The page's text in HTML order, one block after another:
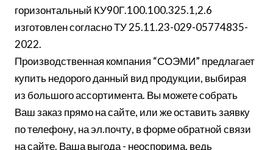
горизонтальный КУ90Г.100.100.325.1,2.6
изготовлен согласно ТУ 25.11.23-029-05774835-
2022.
Производственная компания “СОЭМИ” предлагает
купить недорого данный вид продукции, выбирая
из большого ассортимента. Вы можете собрать
Ваш заказ прямо на сайте, или же оставить заявку
по телефону, на эл.почту, в форме обратной связи
на сайте. Ваша выгода - неоспорима, ведь